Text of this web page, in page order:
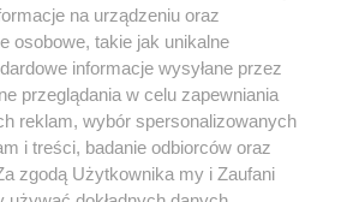
prywatności regulamin korzystania z portali
Skontakuj sięz nami
na urządzeniu oraz
osobowe, takie jak unikalne
informacje wysyłane przez
przeglądania w celu zapewniania
reklam, wybór spersonalizowanych
i treści, badanie odbiorców oraz
zgodą Użytkownika my i Zaufani